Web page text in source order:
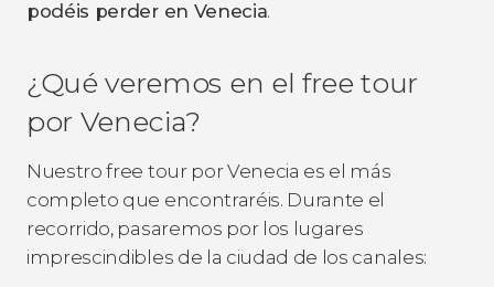
podéis perder en Venecia.
¿Qué veremos en el free tour
por Venecia?
Nuestro free tour por Venecia es el más
completo que encontraréis. Durante el
recorrido, pasaremos por los lugares
imprescindibles de la ciudad de los canales: